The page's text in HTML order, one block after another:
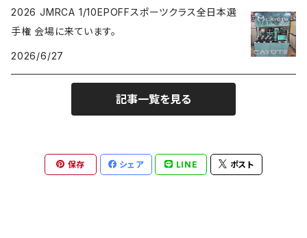
2026 JMRCA 1/10EPOFFスポーツクラス全日本選
手権 会場に来ています。
2026/6/27
記事一覧を見る
保存 シェア LINE ポスト